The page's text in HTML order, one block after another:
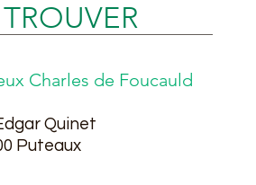
Charles de Foucauld
Quinet
Puteaux